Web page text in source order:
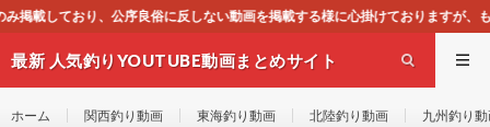
い動画を掲載する様に心掛けておりますが、もし一般通念上不適合と思わ
最新 人気釣りYOUTUBE動画まとめサイト
ホーム 関西釣り動画 東海釣り動画 北陸釣り動画 九州釣り